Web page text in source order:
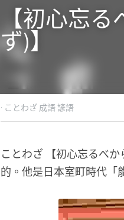
【初心忘
ず)】
2021年7月21日·ことわざ 成語 諺語
ことわざ 【初心忘るべ
的。他是日本室町時代「